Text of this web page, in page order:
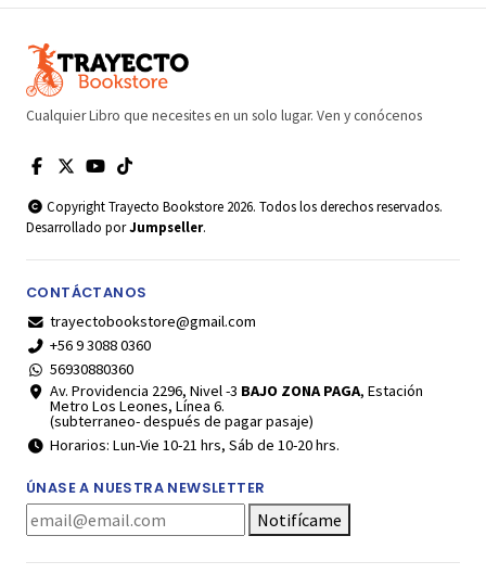
Cualquier Libro que necesites en un solo lugar. Ven y conócenos
Copyright Trayecto Bookstore 2026. Todos los derechos reservados.
Desarrollado porJumpseller.
CONTÁCTANOS
trayectobookstore@gmail.com
+56 9 3088 0360
56930880360
Av. Providencia 2296, Nivel -3 BAJO ZONA PAGA, Estación
Metro Los Leones, Línea 6.
(subterraneo- después de pagar pasaje)
Horarios: Lun-Vie 10-21 hrs, Sáb de 10-20 hrs.
ÚNASE A NUESTRA NEWSLETTER
Notifícame